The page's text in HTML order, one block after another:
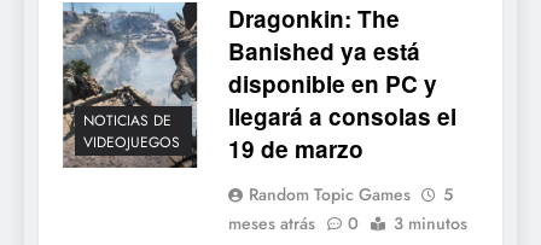
NOTICIAS DE
VIDEOJUEGOS
Dragonkin: The
Banished ya está
disponible en PC y
llegará a consolas el
19 de marzo
Random Topic Games
5
meses atrás
0 3 minutos